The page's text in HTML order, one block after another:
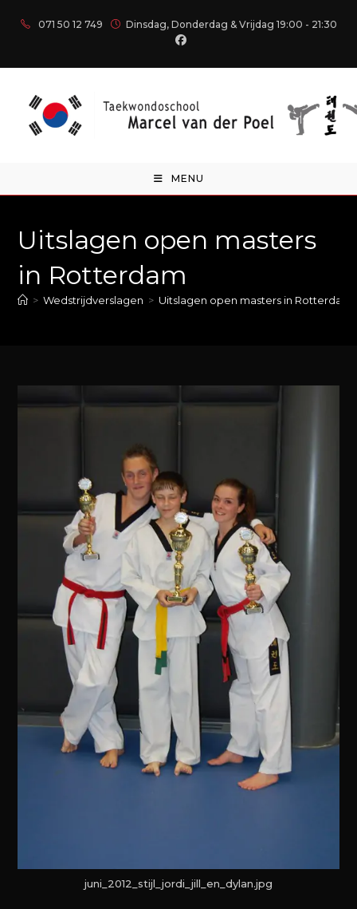
071 50 12 749 Dinsdag, Donderdag & Vrijdag 19:00 - 21:30
MENU
Uitslagen open masters
in Rotterdam
> Wedstrijdverslagen > Uitslagen open masters in Rotterdam
juni_2012_stijl_jordi_jill_en_dylan.jpg